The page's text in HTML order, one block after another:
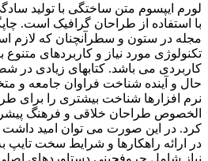
لورم ایپسوم متن ساختگی با تولید
با استفاده از طراحان گرافیک است.
مجله در ستون و سطرآنچنان که لازم
تکنولوژی مورد نیاز و کاربردهای متنوع
کاربردی می باشد. کتابهای زیادی
حال و آینده شناخت فراوان جامعه و
نرم افزارها شناخت بیشتری را برای
الخصوص طراحان خلاقی و فرهنگ
کرد. در این صورت می توان امید
در ارائه راهکارها و شرایط سخت تایپ
نیاز شامل حروفچینی دستاوردهای